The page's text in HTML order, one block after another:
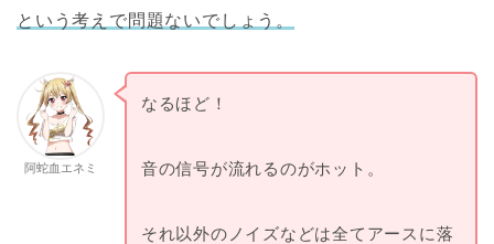
という考えで問題ないでしょう。
阿蛇血エネミ
なるほど！
音の信号が流れるのがホット。
それ以外のノイズなどは全てアースに落